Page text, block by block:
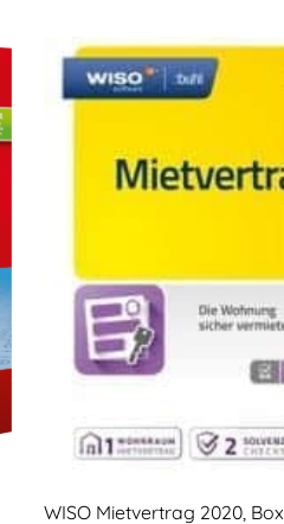
WISO Mietvertrag 2020, Box